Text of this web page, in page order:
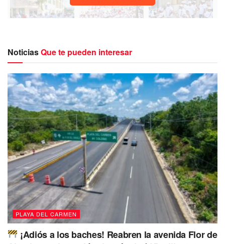
trabajadores del Sindicato Nacional de Trabajadores
de la Educación (SNTE)y frente al palacio municipal,
donde además se encontraban regidores y colaboradores,
escuchó las demandas que se han planteado, como lo
es contar con basificación nacional, contar con una
clínica del ISSSTE,que se debe recordar que la
constructora la inició y de la misma manera suspendió en
fecha pasada.
Al paso de los diferentessectores laborales como lo son
los tianguistas, bazaristas, taxistas del sindicato
“Lázaro Cárdenas del Río”, trabajadores del
Ayuntamiento, tricicleros, volqueteros, de la
NoticiasQue te pueden interesar
PLAYA DEL CARMEN
¡Adiós a los baches! Reabren la avenida Flor de